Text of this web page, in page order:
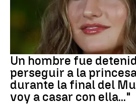
Mundial 2026
Un hombre fue
perseguir a la
durante la final del
voy a casar con ella..."